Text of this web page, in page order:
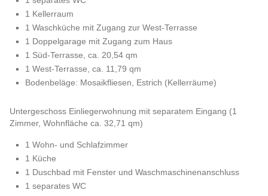
1 Kellerraum
1 Waschküche mit Zugang zur West-Terrasse
1 Doppelgarage mit Zugang zum Haus
1 Süd-Terrasse, ca. 20,54 qm
1 West-Terrasse, ca. 11,79 qm
Bodenbeläge: Mosaikfliesen, Estrich (Kellerräume)
Untergeschoss Einliegerwohnung mit separatem Eingang (1
Zimmer, Wohnfläche ca. 32,71 qm)
1 Wohn- und Schlafzimmer
1 Küche
1 Duschbad mit Fenster und Waschmaschinenanschluss
1 separates WC